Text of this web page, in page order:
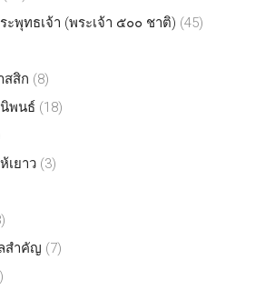
พุทธเจ้า (พระเจ้า ๕๐๐ ชาติ) (45)
สสิก (8)
พนธ์ (18)
เยาว (3)
สำคัญ (7)